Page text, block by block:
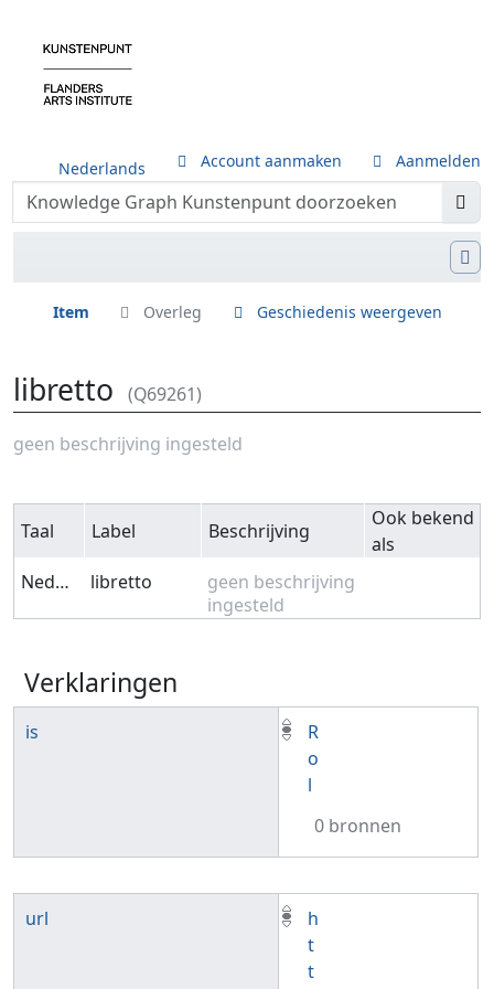
Nederlands Account aanmaken Aanmelden
Item Overleg Geschiedenis weergeven
libretto (Q69261)
Ga naar:navigatie,zoeken
geen beschrijving ingesteld
Taal Label Beschrijving
Ook bekend
als
Nederlands
libretto
geen beschrijving
ingesteld
Verklaringen
is
R
o
l
0 bronnen
url
h
t
t